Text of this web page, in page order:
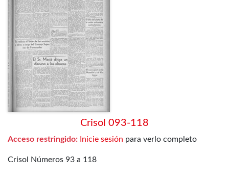
Crisol 093-118
Acceso restringido: Inicie sesión para verlo completo
Crisol Números 93 a 118